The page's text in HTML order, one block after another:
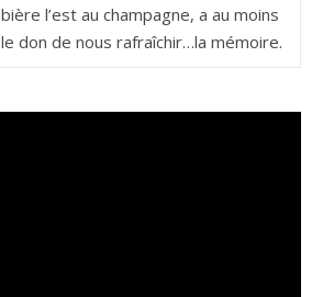
bière l’est au champagne, a au moins
le don de nous rafraîchir…la mémoire.